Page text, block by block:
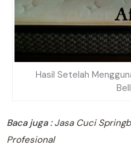
Hasil Setelah
Baca juga :Jasa Cuci
Profesional